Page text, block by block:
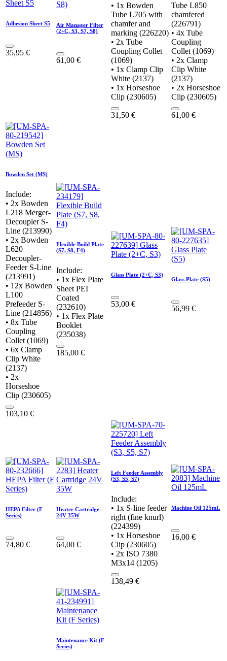
Adhesion Sheet S5
35,95 €
Air Manager Filter
(2+C, S3, S7, S8)
61,00 €
• 1x Bowden
Tube L705 with
chamfer and
marking (226220)
• 2x Tube
Coupling Collet
(1069)
• 1x Clamp Clip
White (2137)
• 1x Horseshoe
Clip (230605)
31,50 €
Tube L850
chamfered
(226791)
• 4x Tube
Coupling
Collet (1069)
• 2x Clamp
Clip White
(2137)
• 2x Horseshoe
Clip (230605)
61,00 €
Bowden Set (MS)
Include:
• 2x Bowden
L218 Merger-
Decoupler S-
Line (213990)
• 2x Bowden
L620
Decoupler-
Feeder S-Line
(213991)
• 12x Bowden
L100
Prefeeder S-
Line (214856)
• 8x Tube
Coupling
Collet (1069)
• 6x Clamp
Clip White
(2137)
• 2x
Horseshoe
Clip (230605)
103,10 €
Flexible Build Plate
(S7, S8, F4)
Include:
• 1x Flex Plate
Sheet PEI
Coated
(232610)
• 1x Flex Plate
Booklet
(235038)
185,00 €
Glass Plate (2+C, S3)
53,00 €
Glass Plate (S5)
56,99 €
HEPA Filter (F
Series)
74,80 €
Heater Cartridge
24V 35W
64,00 €
Left Feeder Assembly
(S3, S5, S7)
Include:
• 1x S-line feeder
right (fine knurl)
(224399)
• 1x Horseshoe
Clip (230605)
• 2x ISO 7380
M3x14 (1205)
138,49 €
Machine Oil 125mL
16,00 €
Maintenance Kit (F
Series)